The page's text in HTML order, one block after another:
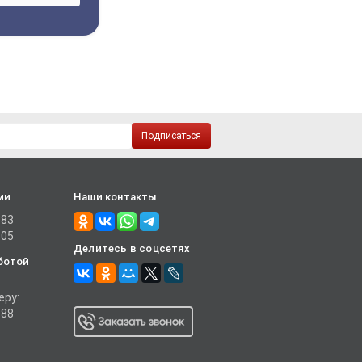
Подписаться
Наши контакты
Делитесь в соцсетях